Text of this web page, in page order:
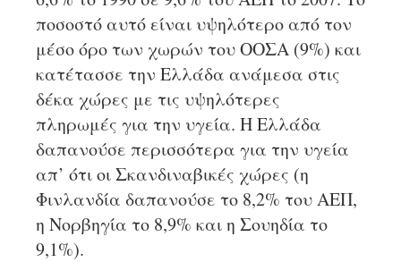
ποσοστό αυτό είναι υψηλότερο από τον
μέσο όρο των χωρών του ΟΟΣΑ (9%) και
κατέτασσε την Ελλάδα ανάμεσα στις
δέκα χώρες με τις υψηλότερες
πληρωμές για την υγεία. Η Ελλάδα
δαπανούσε περισσότερα για την υγεία
απ’ ότι οι Σκανδιναβικές χώρες (η
Φινλανδία δαπανούσε το 8,2% του ΑΕΠ,
η Νορβηγία το 8,9% και η Σουηδία το
9,1%).